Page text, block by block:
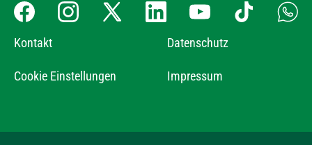
Kontakt Datenschutz
Cookie Einstellungen Impressum